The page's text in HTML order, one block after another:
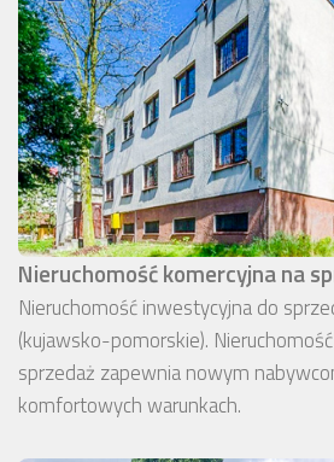
Nieruchomość komercyjna na
Nieruchomość inwestycyjna do
(kujawsko-pomorskie).
sprzedaż zapewnia nowym
komfortowych warunkach.